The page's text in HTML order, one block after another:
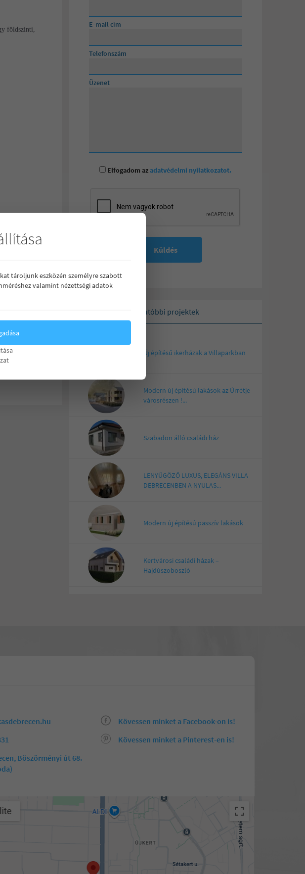
földszinti,
Posta Andrea
E-mail cím
Telefonszám
Üzenet
Elfogadom az adatvédelmi nyilatkozatot.
Küldés
Legutóbbi projektek
Új építésű ikerházak a Villaparkban
Modern új építésú lakások az Úrrétje
városrészen !...
Szabadon álló családi ház
LENYŰGÖZŐ LUXUS, ELEGÁNS VILLA
DEBRECENBEN A NYULAS...
Modern új építésú passzív lakások
Kertvárosi családi házak –
Hajdúszoboszló
Böszörményi út 68.
Kövessen minket a Facebook-on is!
Kövessen minket a Pinterest-en is!
tároljunk eszközén személyre szabott
valamint nézettségi adatok